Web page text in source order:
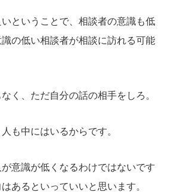
ということで、相談者の意識も低
の低い相談者が相談に訪れる可能
く、ただ自分の話の相手をしろ。
も中にはいるからです。
意識が低くなるわけではないです
あるといっていいと思います。